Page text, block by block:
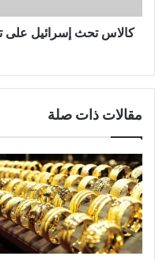
كالاس تحث إسرائيل على
مقالات ذات صلة